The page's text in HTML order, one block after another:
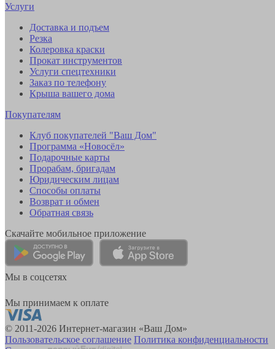
Услуги
Доставка и подъем
Резка
Колеровка краски
Прокат инструментов
Услуги спецтехники
Заказ по телефону
Крыша вашего дома
Покупателям
Клуб покупателей "Ваш Дом"
Программа «Новосёл»
Подарочные карты
Прорабам, бригадам
Юридическим лицам
Способы оплаты
Возврат и обмен
Обратная связь
Скачайте мобильное приложение
Мы в соцсетях
Мы принимаем к оплате
© 2011-2026 Интернет-магазин «Ваш Дом»
Пользовательское соглашение Политика конфиденциальности